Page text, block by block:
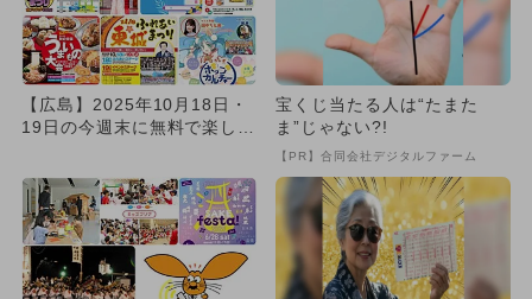
【広島】2025年10月18日・
19日の今週末に無料で楽しめ
宝くじ当たる人は“たまた
ま”じゃない?!
【PR】合同会社デジタルファーム